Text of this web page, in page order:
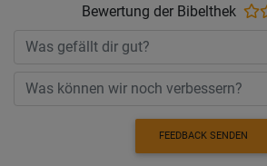
Bewertung der Bibelthek
FEEDBACK SENDEN